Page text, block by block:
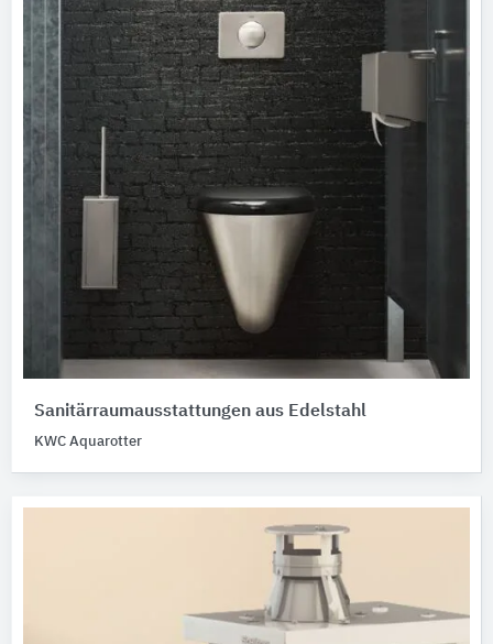
Sanitärraumausstattungen aus Edelstahl
KWC Aquarotter